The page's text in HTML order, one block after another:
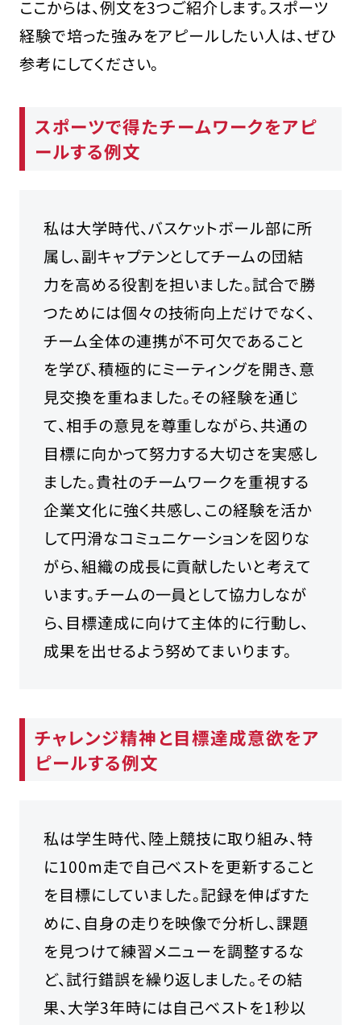
ここからは、例文を3つご紹介します。スポーツ
経験で培った強みをアピールしたい人は、ぜひ
参考にしてください。
スポーツで得たチームワークをアピ
ールする例文
私は大学時代、バスケットボール部に所
属し、副キャプテンとしてチームの団結
力を高める役割を担いました。試合で勝
つためには個々の技術向上だけでなく、
チーム全体の連携が不可欠であること
を学び、積極的にミーティングを開き、意
見交換を重ねました。その経験を通じ
て、相手の意見を尊重しながら、共通の
目標に向かって努力する大切さを実感し
ました。貴社のチームワークを重視する
企業文化に強く共感し、この経験を活か
して円滑なコミュニケーションを図りな
がら、組織の成長に貢献したいと考えて
います。チームの一員として協力しなが
ら、目標達成に向けて主体的に行動し、
成果を出せるよう努めてまいります。
チャレンジ精神と目標達成意欲をア
ピールする例文
私は学生時代、陸上競技に取り組み、特
に100m走で自己ベストを更新すること
を目標にしていました。記録を伸ばすた
めに、自身の走りを映像で分析し、課題
を見つけて練習メニューを調整するな
ど、試行錯誤を繰り返しました。その結
果、大学3年時には自己ベストを1秒以